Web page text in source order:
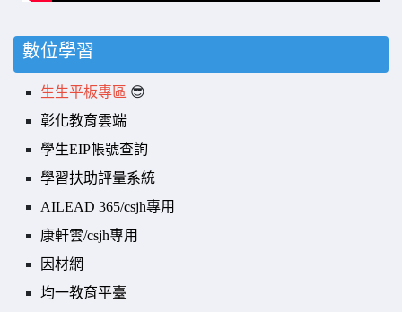
數位學習
生生平板專區 😎
彰化教育雲端
學生EIP帳號查詢
學習扶助評量系統
AILEAD 365/csjh專用
康軒雲/csjh專用
因材網
均一教育平臺